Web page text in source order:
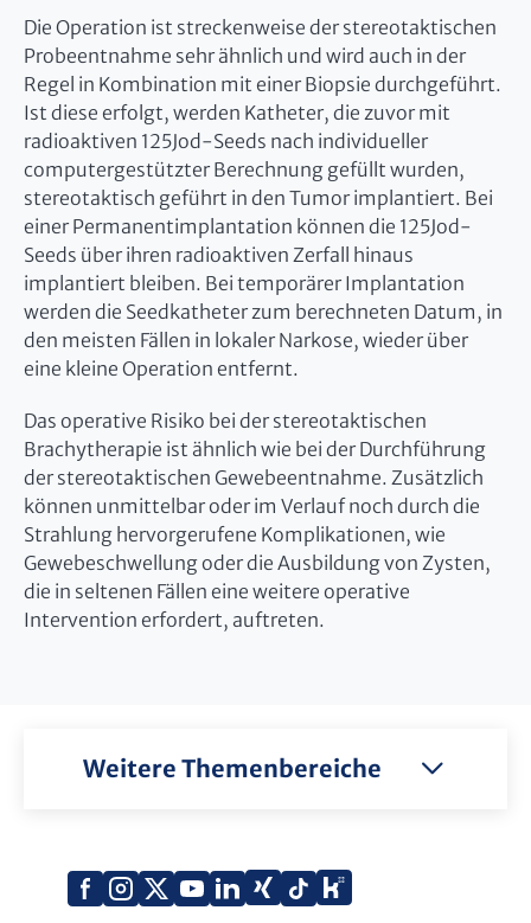
Die Operation ist streckenweise der stereotaktischen
Probeentnahme sehr ähnlich und wird auch in der
Regel in Kombination mit einer Biopsie durchgeführt.
Ist diese erfolgt, werden Katheter, die zuvor mit
radioaktiven 125Jod-Seeds nach individueller
computergestützter Berechnung gefüllt wurden,
stereotaktisch geführt in den Tumor implantiert. Bei
einer Permanentimplantation können die 125Jod-
Seeds über ihren radioaktiven Zerfall hinaus
implantiert bleiben. Bei temporärer Implantation
werden die Seedkatheter zum berechneten Datum, in
den meisten Fällen in lokaler Narkose, wieder über
eine kleine Operation entfernt.
Das operative Risiko bei der stereotaktischen
Brachytherapie ist ähnlich wie bei der Durchführung
der stereotaktischen Gewebeentnahme. Zusätzlich
können unmittelbar oder im Verlauf noch durch die
Strahlung hervorgerufene Komplikationen, wie
Gewebeschwellung oder die Ausbildung von Zysten,
die in seltenen Fällen eine weitere operative
Intervention erfordert, auftreten.
Weitere Themenbereiche
Facebook
Instagram
X
YouTube
LinkedIn
Xing TiktokKununu